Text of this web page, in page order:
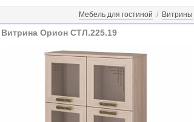
Мебель для гостиной / Витрины
Витрина Орион СТЛ.225.19